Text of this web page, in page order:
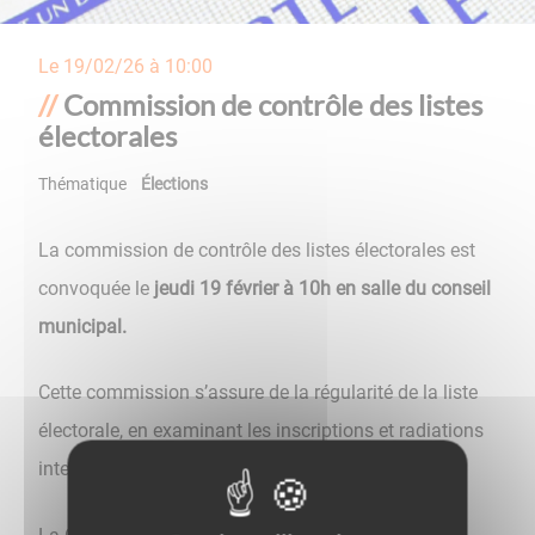
Le 19/02/26 à 10:00
Commission de contrôle des listes
électorales
Thématique Élections
La commission de contrôle des listes électorales est
convoquée le jeudi 19 février à 10h en salle du conseil
municipal.
Cette commission s’assure de la régularité de la liste
électorale, en examinant les inscriptions et radiations
intervenues depuis sa dernière réunion.